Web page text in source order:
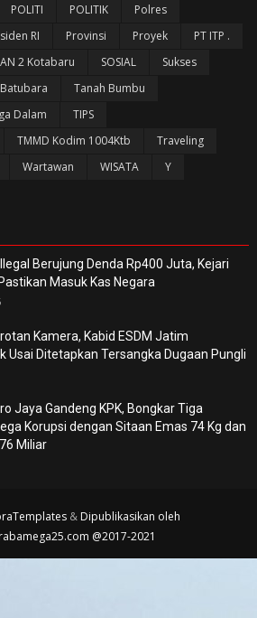
POLITI POLITIK
Polres
RI Provinsi Proyek
PT ITP .
2 Kotabaru SOSIAL
Sukses
Tanah Bumbu
Dalam
TIPS
TMMD Kodim 1004Ktb
Traveling
Wartawan WISATA
Y
Berujung Denda Rp400 Juta, Kejari
Masuk Kas Negara
Kamera, Kabid ESDM Jatim
Usai Ditetapkan Tersangka Dugaan Pungli
Jaya Gandeng KPK, Bongkar Tiga
Korupsi dengan Sitaan Emas 74 Kg dan
Miliar
& Dipublikasikan oleh
@2017-2021